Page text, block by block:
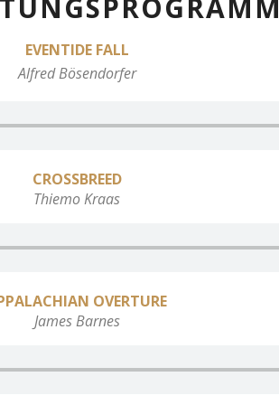
EVENTIDE FALL
Alfred Bösendorfer
CROSSBREED
Thiemo Kraas
OVERTURE
James Barnes